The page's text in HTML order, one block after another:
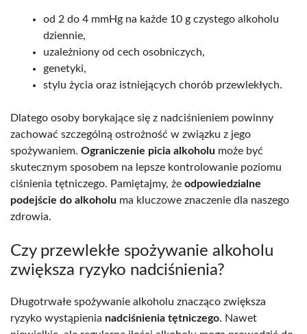
od 2 do 4 mmHg na każde 10 g czystego alkoholu
dziennie,
uzależniony od cech osobniczych,
genetyki,
stylu życia oraz istniejących chorób przewlekłych.
Dlatego osoby borykające się z nadciśnieniem powinny
zachować szczególną ostrożność w związku z jego
spożywaniem. Ograniczenie picia alkoholu może być
skutecznym sposobem na lepsze kontrolowanie poziomu
ciśnienia tętniczego. Pamiętajmy, że odpowiedzialne
podejście do alkoholu ma kluczowe znaczenie dla naszego
zdrowia.
Czy przewlekłe spożywanie alkoholu
zwiększa ryzyko nadciśnienia?
Długotrwałe spożywanie alkoholu znacząco zwiększa
ryzyko wystąpienia nadciśnienia tętniczego. Nawet